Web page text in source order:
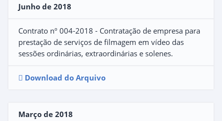
Junho de 2018
Contrato nº 004-2018 - Contratação de empresa para
prestação de serviços de filmagem em vídeo das
sessões ordinárias, extraordinárias e solenes.
Download do Arquivo
Março de 2018